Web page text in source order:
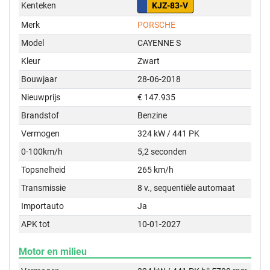
Kenteken
KJZ-83-V
Merk
PORSCHE
Model
CAYENNE S
Kleur
Zwart
Bouwjaar
28-06-2018
Nieuwprijs
€ 147.935
Brandstof
Benzine
Vermogen
324 kW / 441 PK
0-100km/h
5,2 seconden
Topsnelheid
265 km/h
Transmissie
8 v., sequentiële automaat
Importauto
Ja
APK tot
10-01-2027
Motor en milieu